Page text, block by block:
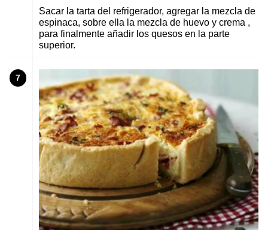
Sacar la tarta del refrigerador, agregar la mezcla de
espinaca, sobre ella la mezcla de huevo y crema ,
para finalmente añadir los quesos en la parte
superior.
7